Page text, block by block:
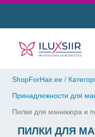
ShopForHair.ee /
Принадлежности для
Пилки для маникюра и
ПИЛКИ ДЛЯ